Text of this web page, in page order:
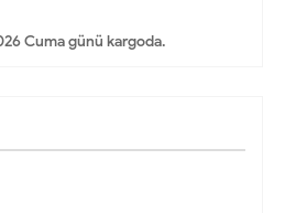
Cuma günü kargoda.